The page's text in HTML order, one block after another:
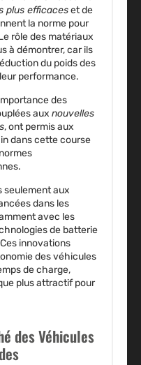
plus efficaceset de
la norme pour
rôle des matériaux
à démontrer, car ils
du poids des
performance.
des
aux nouvelles
, ont permis aux
dans cette course
.
seulement aux
dans les
avec les
de batterie
innovations
des véhicules
de charge,
plus attractif pour
des Véhicules